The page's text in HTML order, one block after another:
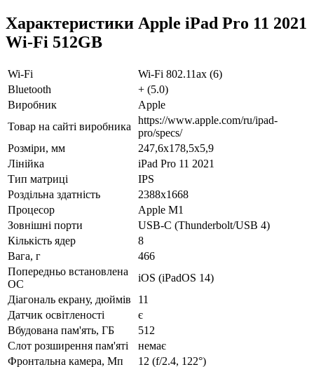
Характеристики Apple iPad Pro 11 2021
Wi-Fi 512GB
Wi-Fi
Wi-Fi 802.11ax (6)
Bluetooth
+ (5.0)
Виробник
Apple
Товар на сайті виробника
https://www.apple.com/ru/ipad-
pro/specs/
Розміри, мм
247,6x178,5x5,9
Лінійка
iPad Pro 11 2021
Тип матриці
IPS
Роздільна здатність
2388x1668
Процесор
Apple M1
Зовнішні порти
USB-C (Thunderbolt/USB 4)
Кількість ядер
8
Вага, г
466
Попередньо встановлена
ОС
iOS (iPadOS 14)
Діагональ екрану, дюймів
11
Датчик освітленості
є
Вбудована пам'ять, ГБ
512
Слот розширення пам'яті
немає
Фронтальна камера, Мп
12 (f/2.4, 122°)